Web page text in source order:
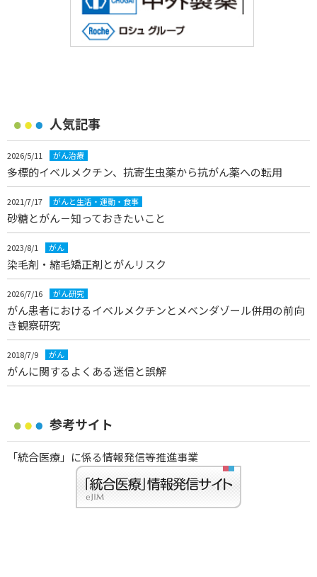
人気記事
2026/5/11 がん治療
多標的イベルメクチン、抗寄生虫薬から抗がん薬への転用
2021/7/17 がんと生活・運動・食事
砂糖とがん－知っておきたいこと
2023/8/1 がん
染毛剤・縮毛矯正剤とがんリスク
2026/7/16 がん研究
がん患者におけるイベルメクチンとメベンダゾール併用の前向
き観察研究
2018/7/9 がん
がんに関するよくある迷信と誤解
参考サイト
「統合医療」に係る情報発信等推進事業